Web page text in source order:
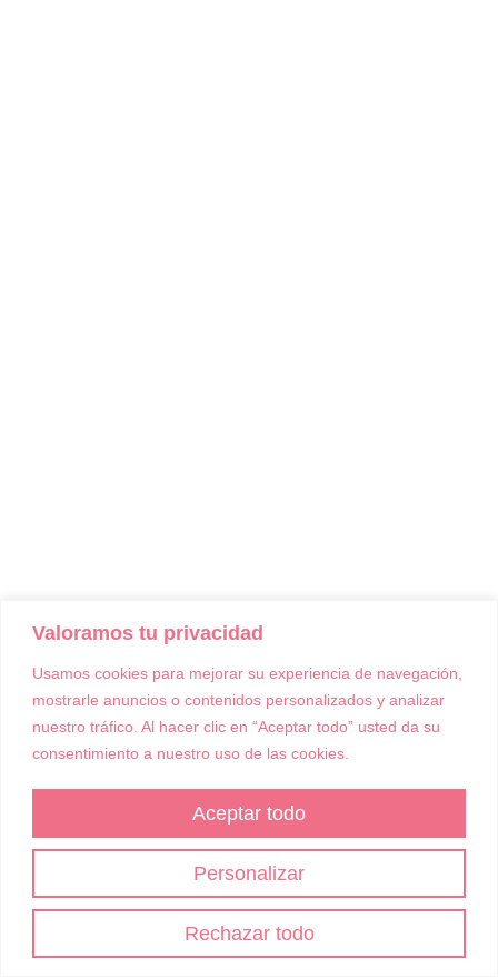
Valoramos tu privacidad
Usamos cookies para mejorar su experiencia de navegación,
mostrarle anuncios o contenidos personalizados y analizar
nuestro tráfico. Al hacer clic en “Aceptar todo” usted da su
consentimiento a nuestro uso de las cookies.
Personalizar
Rechazar todo
Aceptar todo